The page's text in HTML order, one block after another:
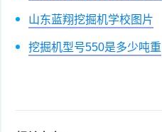
山东蓝翔挖掘机学校图片
挖掘机型号550是多少吨重